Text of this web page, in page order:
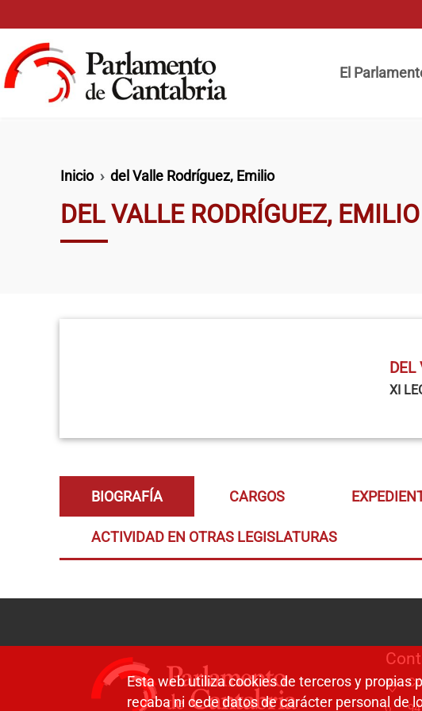
El
Ruta de navegación
Inicio del Valle Rodríguez, Emilio
DEL VALLE RODRÍGUEZ, EMILIO
XI
BIOGRAFÍA CARGOS
ACTIVIDAD EN OTRAS LEGISLATURAS
C/
Esta web utiliza cookies de terceros y propias
recaba ni cede datos de carácter personal de